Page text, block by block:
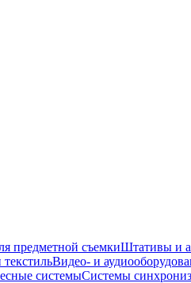
предметной съемкиШтативы и
Видео- и
системыСистемы